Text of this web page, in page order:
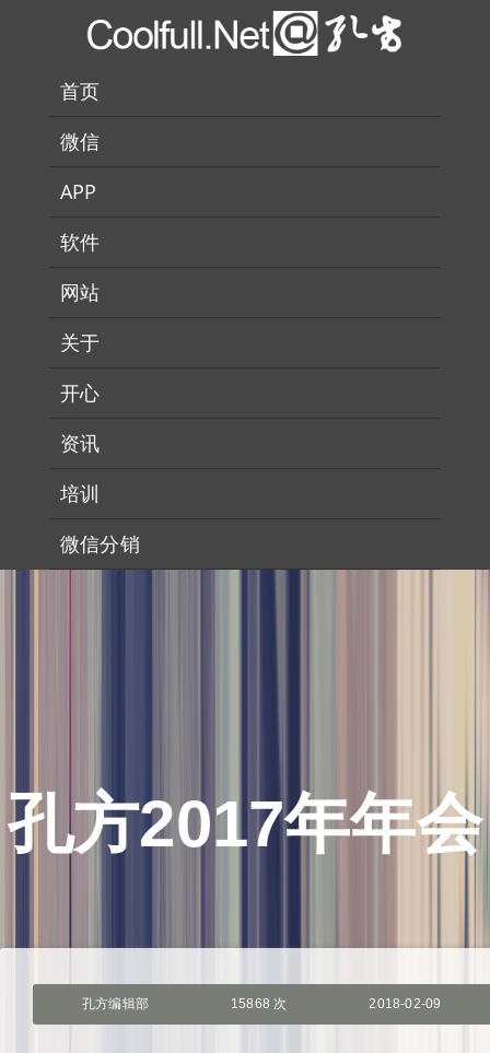
首页
微信
APP
软件
网站
关于
开心
资讯
培训
微信分销
孔方2017年年会
孔方编辑部 15868 次 2018-02-09